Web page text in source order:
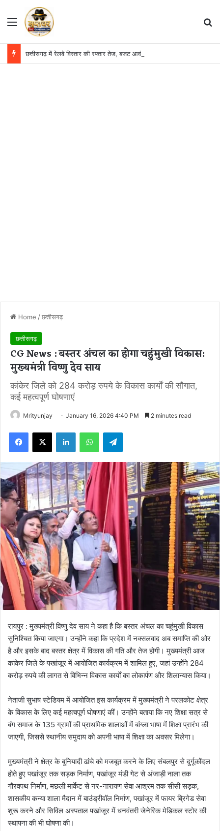
Menu
Home /छत्तीसगढ़
छत्तीसगढ़
CG News : बस्तर अंचल का होगा चहुंमुखी विकास:
मुख्यमंत्री विष्णु देव साय
कांकेर जिले को 284 करोड़ रुपये के विकास कार्यों की सौगात,
कई महत्वपूर्ण घोषणाएं
Mrityunjay January 16, 2026 4:40 PM 2 minutes read
रायपुर : मुख्यमंत्री विष्णु देव साय ने कहा है कि बस्तर अंचल का चहुंमुखी विकास
सुनिश्चित किया जाएगा। उन्होंने कहा कि प्रदेश में नक्सलवाद अब समाप्ति की ओर
है और इसके बाद बस्तर क्षेत्र में विकास की गति और तेज होगी। मुख्यमंत्री आज
कांकेर जिले के पखांजूर में आयोजित कार्यक्रम में शामिल हुए, जहां उन्होंने 284
करोड़ रुपये की लागत से विभिन्न विकास कार्यों का लोकार्पण और शिलान्यास किया।
नेताजी सुभाष स्टेडियम में आयोजित इस कार्यक्रम में मुख्यमंत्री ने परलकोट क्षेत्र
के विकास के लिए कई महत्वपूर्ण घोषणाएं कीं। उन्होंने बताया कि नए शिक्षा सत्र से
बंग समाज के 135 ग्रामों की प्राथमिक शालाओं में बांग्ला भाषा में शिक्षा प्रारंभ की
जाएगी, जिससे स्थानीय समुदाय को अपनी भाषा में शिक्षा का अवसर मिलेगा।
मुख्यमंत्री ने क्षेत्र के बुनियादी ढांचे को मजबूत करने के लिए संबलपुर से दुर्गूकोंदल
होते हुए पखांजूर तक सड़क निर्माण, पखांजूर मंडी गेट से अंजाड़ी नाला तक
गौरवपथ निर्माण, मछली मार्केट से नर-नारायण सेवा आश्रम तक सीसी सड़क,
शासकीय कन्या शाला मैदान में बाउंड्रीवॉल निर्माण, पखांजूर में फायर ब्रिगेड सेवा
शुरू करने और सिविल अस्पताल पखांजूर में धनवंतरी जेनेरिक मेडिकल स्टोर की
स्थापना की भी घोषणा की।